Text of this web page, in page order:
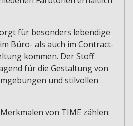
für besonders lebendige
Büro- als auch im Contract-
kommen. Der Stoff
für die Gestaltung von
und stilvollen
von TIME zählen: